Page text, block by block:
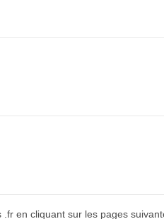
en cliquant sur les pages